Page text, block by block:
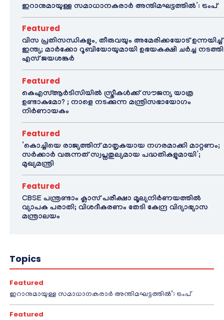
ഇറാനുമായുള്ള സമാധാനകരാർ അന്തിമഘട്ടത്തിൽ‌’: ട്രംപ്
Featured
വിസ പ്രതിസന്ധികളും, തീരുവയും അമേരിക്കയോട് ഉന്നയിച്ച്
ഇന്ത്യ; മാർക്കോ റൂബിയോയുമായി ഉഭയകക്ഷി ചർച്ച നടത്തി
എസ് ജയശങ്കർ
Featured
കെഎസ്ആർടിസിയിൽ സ്ത്രീകൾക്ക് സൗജന്യ യാത്ര
ഉണ്ടാകുമോ? ; നാളെ നടക്കുന്ന മന്ത്രിസഭായോഗം
നിർണായകം
Featured
‘കൊച്ചിയെ രാജ്യത്തിന് മാതൃകയായ നഗരമാക്കി മാറ്റണം;
സർക്കാർ വരുന്നത് സ്വപ്നതുല്യമായ പദ്ധതികളുമായി’;
മുഖ്യമന്ത്രി
Featured
CBSE പന്ത്രണ്ടാം ക്ലാസ് പരീക്ഷാ മൂല്യനിർണയത്തിൽ
വ്യാപക പരാതി; വിശദീകരണം തേടി കേന്ദ്ര വിദ്യാഭ്യാസ
മന്ത്രാലയം
Topics
Featured
ഇറാനുമായുള്ള സമാധാനകരാർ അന്തിമഘട്ടത്തിൽ‌’: ട്രംപ്
Featured